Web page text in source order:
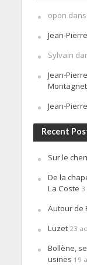
opon dans
Jean-Pierre
Sylvain
Jean-Pierre
Jean-Pierre
Recent
Sur le
De la
La Coste
Autour de
Luzet 23
Bollène,
usines 19